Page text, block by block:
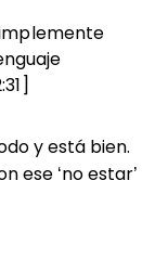
y está bien.
ese ‘no estar’